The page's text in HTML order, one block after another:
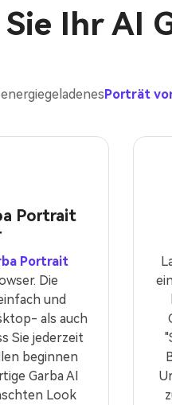
Ihr AI
Porträt
Portrait
Portrait
Die
und
als auch
Sie jederzeit
beginnen
Garba AI
Look